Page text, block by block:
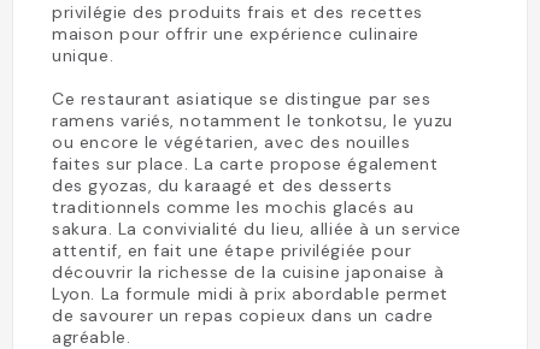
privilégie des produits frais et des recettes
maison pour offrir une expérience culinaire
unique.
Ce restaurant asiatique se distingue par ses
ramens variés, notamment le tonkotsu, le yuzu
ou encore le végétarien, avec des nouilles
faites sur place. La carte propose également
des gyozas, du karaagé et des desserts
traditionnels comme les mochis glacés au
sakura. La convivialité du lieu, alliée à un service
attentif, en fait une étape privilégiée pour
découvrir la richesse de la cuisine japonaise à
Lyon. La formule midi à prix abordable permet
de savourer un repas copieux dans un cadre
agréable.